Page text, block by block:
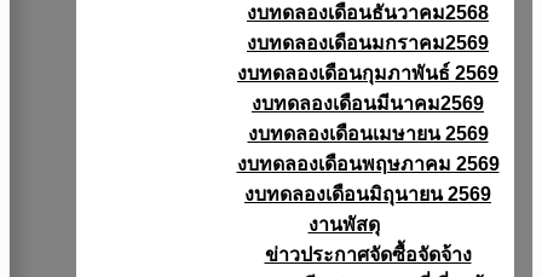
งบทดลองเดือนธันวาคม2568
งบทดลองเดือนมกราคม2569
งบทดลองเดือนกุมภาพันธ์ 2569
งบทดลองเดือนมีนาคม2569
งบทดลองเดือนเมษายน 2569
งบทดลองเดือนพฤษภาคม 2569
งบทดลองเดือนมิถุนายน 2569
งานพัสดุ
ข่าวประกาศจัดซื้อจัดจ้าง